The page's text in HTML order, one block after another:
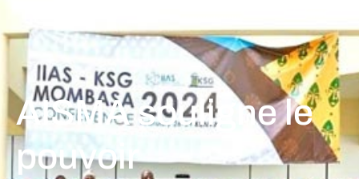
AISMA souligne le
pouvoir